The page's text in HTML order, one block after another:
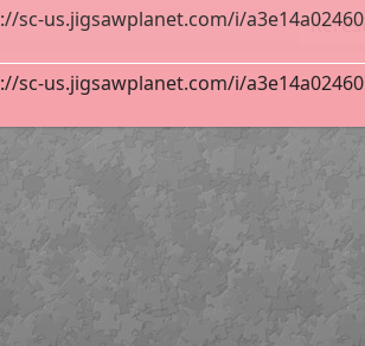
5611269 96
sc-us.jigsawplanet.com/i/
sc-us.jigsawplanet.com/i/